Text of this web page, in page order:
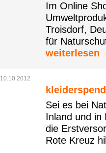
Im Online
Troisdorf,
für
weiterlesen
10.10.2012
Sei es bei
Inland und in
die
Rote Kreuz